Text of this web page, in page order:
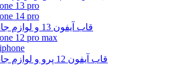
13 pro
14 pro
قاب آیفون 13 و لوازم جانبی
12 pro max
قاب آیفون 12 پرو و لوازم جانبی